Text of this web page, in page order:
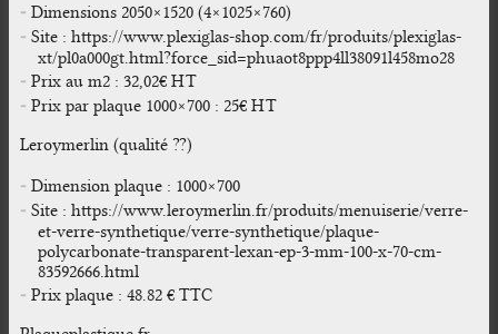
Dimensions 2050×1520 (4×1025×760)
Site : https://www.plexiglas-shop.com/fr/produits/plexiglas-
xt/pl0a000gt.html?force_sid=phuaot8ppp4ll38091l458mo28
Prix au m2 : 32,02€ HT
Prix par plaque 1000×700 : 25€ HT
Leroymerlin (qualité ??)
Dimension plaque : 1000×700
Site : https://www.leroymerlin.fr/produits/menuiserie/verre-
et-verre-synthetique/verre-synthetique/plaque-
polycarbonate-transparent-lexan-ep-3-mm-100-x-70-cm-
83592666.html
Prix plaque : 48.82 € TTC